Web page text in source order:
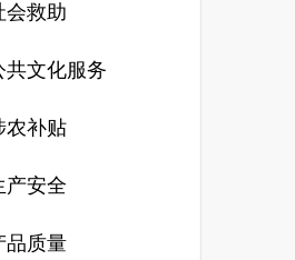
会救助
共文化服务
农补贴
产安全
品质量